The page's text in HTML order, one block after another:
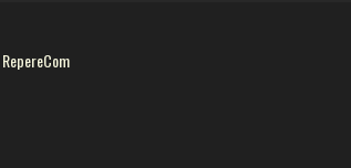
RepereCom